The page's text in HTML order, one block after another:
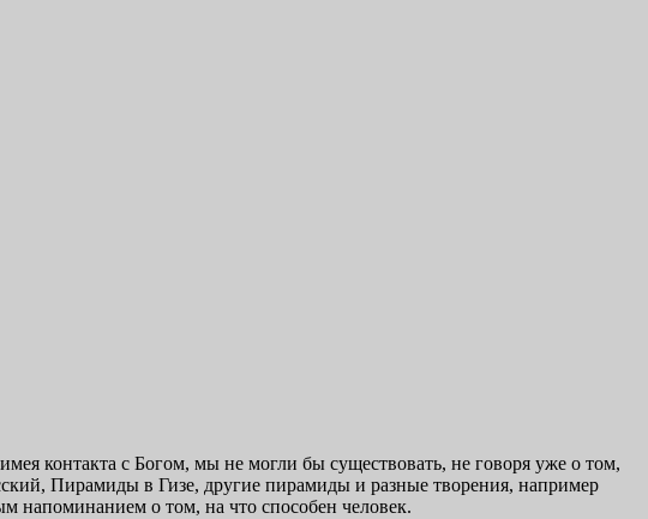
контакта с Богом, мы не могли бы существовать, не говоря уже о том,
Пирамиды в Гизе, другие пирамиды и разные творения, например
напоминанием о том, на что способен человек.